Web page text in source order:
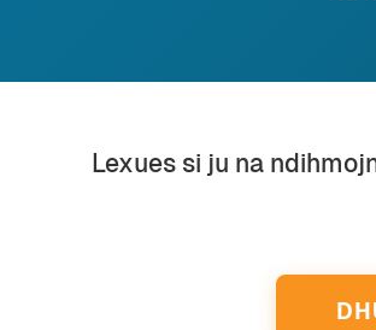
gjithë emra të një “varëseje
fjalësh të rralla që po
I përfytyroni dot specialistët
Lexues si ju na